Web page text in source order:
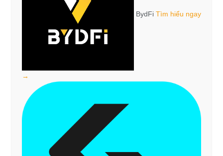
BydFi Tìm hiểu ngay
→